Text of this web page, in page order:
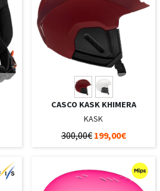
CASCO KASK KHIMERA
KASK
300,00€ 199,00€